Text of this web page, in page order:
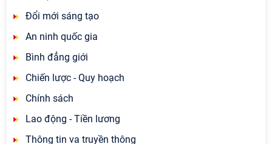
Đổi mới sáng tạo
An ninh quốc gia
Bình đẳng giới
Chiến lược - Quy hoạch
Chính sách
Lao động - Tiền lương
Thông tin va truyền thông